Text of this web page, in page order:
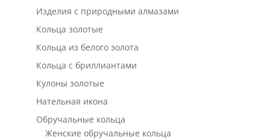
Изделия с природными алмазами
Кольца золотые
Кольца из белого золота
Кольца с бриллиантами
Кулоны золотые
Нательная икона
Обручальные кольца
Женские обручальные кольца